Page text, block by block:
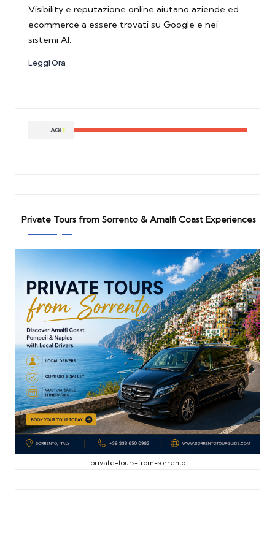
Visibility e reputazione online aiutano aziende ed
ecommerce a essere trovati su Google e nei
sistemi AI.
Leggi Ora
Private Tours from Sorrento & Amalfi Coast Experiences
private-tours-from-sorrento